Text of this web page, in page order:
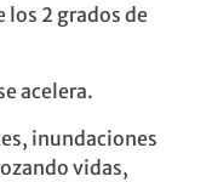
los 2 grados de
acelera.
inundaciones
vidas,